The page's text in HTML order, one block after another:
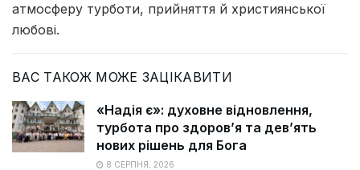
атмосферу турботи, прийняття й християнської
любові.
ВАС ТАКОЖ МОЖЕ ЗАЦІКАВИТИ
«Надія є»: духовне відновлення,
турбота про здоров’я та дев’ять
нових рішень для Бога
8 СЕРПНЯ, 2026